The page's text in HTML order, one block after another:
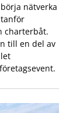
nätverka
charterbåt.
till en del av